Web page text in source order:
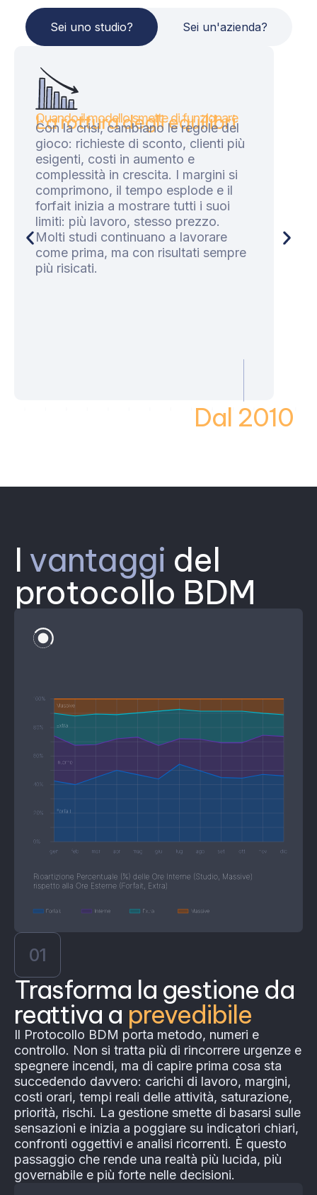
Sei uno studio? Sei un'azienda?
La rottura degli equilibri
Quando il modello smette di funzionare
Con la crisi, cambiano le regole del
gioco: richieste di sconto, clienti più
esigenti, costi in aumento e
complessità in crescita. I margini si
comprimono, il tempo esplode e il
forfait inizia a mostrare tutti i suoi
limiti: più lavoro, stesso prezzo.
Molti studi continuano a lavorare
come prima, ma con risultati sempre
più risicati.
Dal 2010
I vantaggi del
protocollo BDM
01
Trasforma la gestione da
reattiva a prevedibile
Il Protocollo BDM porta metodo, numeri e
controllo. Non si tratta più di rincorrere urgenze e
spegnere incendi, ma di capire prima cosa sta
succedendo davvero: carichi di lavoro, margini,
costi orari, tempi reali delle attività, saturazione,
priorità, rischi. La gestione smette di basarsi sulle
sensazioni e inizia a poggiare su indicatori chiari,
confronti oggettivi e analisi ricorrenti. È questo
passaggio che rende una realtà più lucida, più
governabile e più forte nelle decisioni.